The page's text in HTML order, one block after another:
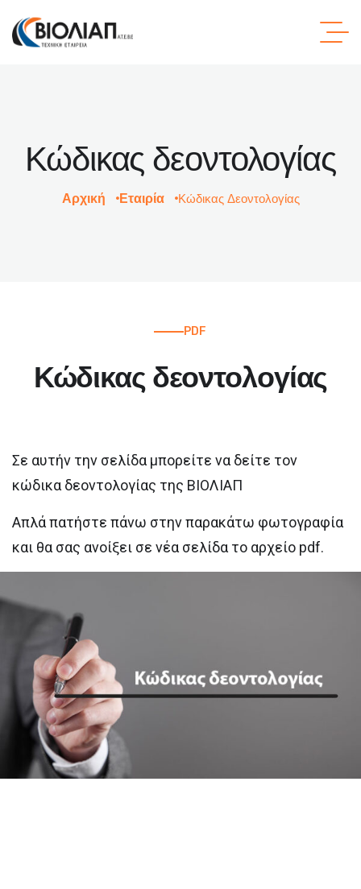
Κώδικας δεοντολογίας
Αρχική Εταιρία Κώδικας Δεοντολογίας
PDF
Κώδικας δεοντολογίας
Σε αυτήν την σελίδα μπορείτε να δείτε τον
κώδικα δεοντολογίας της ΒΙΟΛΙΑΠ
Απλά πατήστε πάνω στην παρακάτω φωτογραφία
και θα σας ανοίξει σε νέα σελίδα το αρχείο pdf.